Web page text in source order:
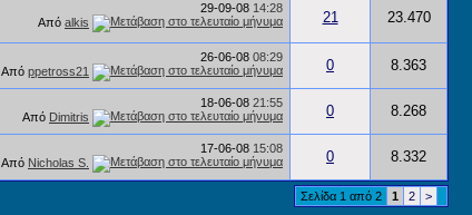
29-09-08 14:28
Από alkis 21 23.470
26-06-08 08:29
Από ppetross21 0 8.363
18-06-08 21:55
Από Dimitris 0 8.268
17-06-08 15:08
Από Nicholas S. 0 8.332
Σελίδα 1 από 2 1 2 >